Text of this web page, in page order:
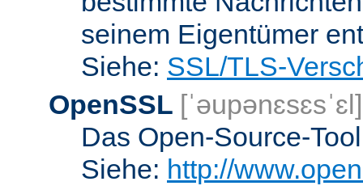
seinem Eigentümer
Siehe: SSL/TLS-
OpenSSL [ˈəupənɛsɛsˈɛl]
Das Open-Source-
Siehe: http://